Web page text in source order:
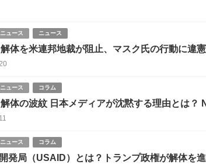
ュース ニュース
体を米連邦地裁が阻止、マスク氏の行動に違
ュース コラム
USAID解体の波紋 日本メディアが沈黙する理
ュース コラム
発局（USAID）とは？トランプ政権が解体を